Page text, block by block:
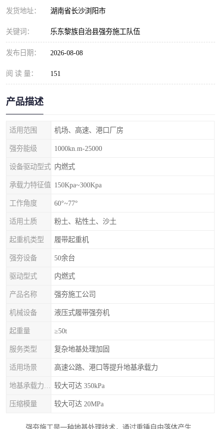
发货地址： 湖南省长沙浏阳市
关键词： 乐东黎族自治县强夯施工队伍
发布日期： 2026-08-08
阅 读 量： 151
产品描述
适用范围 机场、高速、港口厂房
强夯能级 1000kn.m-25000
设备驱动型式 内燃式
承载力特征值 150Kpa~300Kpa
工作角度 60°~77°
适用土质 粉土、粘性土、沙土
起重机类型 履带起重机
强夯设备 50余台
驱动型式 内燃式
产品名称 强夯施工公司
机械设备 液压式履带强夯机
起重量 ≥50t
服务类型 复杂地基处理加固
适用场景 高速公路、港口等提升地基承载力
较大可达 350kPa
压缩模量 较大可达 20MPa